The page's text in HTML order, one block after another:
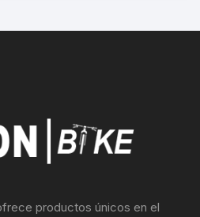
productos únicos en el